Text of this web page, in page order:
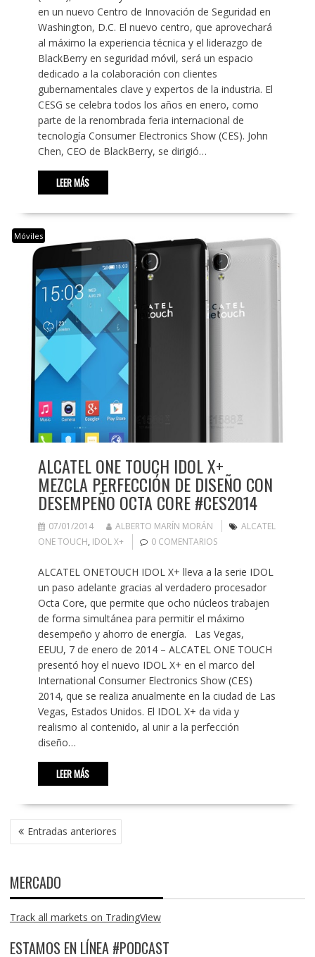
en un nuevo Centro de Innovación de Seguridad en
Washington, D.C. El nuevo centro, que aprovechará
al máximo la experiencia técnica y el liderazgo de
BlackBerry en seguridad móvil, será un espacio
dedicado a la colaboración con clientes
gubernamentales clave y expertos de la industria. El
CESG se celebra todos los años en enero, como
parte de la renombrada feria internacional de
tecnología Consumer Electronics Show (CES). John
Chen, CEO de BlackBerry, se dirigió…
LEER MÁS
Móviles
ALCATEL ONE TOUCH IDOL X+
MEZCLA PERFECCIÓN DE DISEÑO CON
DESEMPEÑO OCTA CORE #CES2014
07/01/2014 ALBERTO MARÍN MORÁN
ALCATEL
ONE TOUCH, IDOL X+ 0 COMENTARIOS
ALCATEL ONETOUCH IDOL X+ lleva a la serie IDOL
un paso adelante gracias al verdadero procesador
Octa Core, que permite que ocho núcleos trabajen
de forma simultánea para permitir el máximo
desempeño y ahorro de energía. Las Vegas,
EEUU, 7 de enero de 2014 – ALCATEL ONE TOUCH
presentó hoy el nuevo IDOL X+ en el marco del
International Consumer Electronics Show (CES)
2014, que se realiza anualmente en la ciudad de Las
Vegas, Estados Unidos. El IDOL X+ da vida y
realismo al contenido, al unir a la perfección
diseño…
LEER MÁS
NAVEGACIÓN
DE Entradas anteriores
MERCADO
Track all markets on TradingView
ESTAMOS EN LÍNEA #PODCAST